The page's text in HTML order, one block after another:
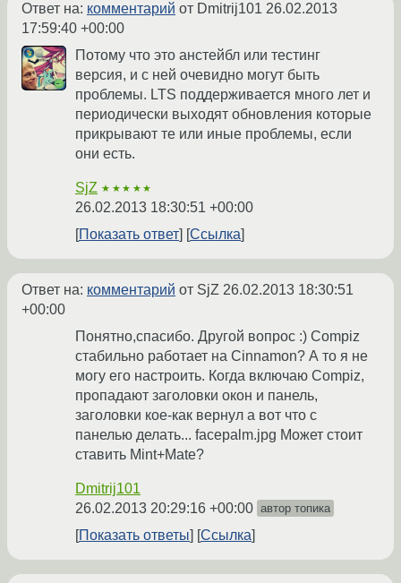
Ответ на: комментарий от Dmitrij101 26.02.2013
17:59:40 +00:00
Потому что это анстейбл или тестинг
версия, и с ней очевидно могут быть
проблемы. LTS поддерживается много лет и
периодически выходят обновления которые
прикрывают те или иные проблемы, если
они есть.
SjZ ★★★★★
26.02.2013 18:30:51 +00:00
Показать ответ
Ссылка
Ответ на: комментарий от SjZ 26.02.2013 18:30:51
+00:00
Понятно,спасибо. Другой вопрос :) Compiz
стабильно работает на Cinnamon? А то я не
могу его настроить. Когда включаю Compiz,
пропадают заголовки окон и панель,
заголовки кое-как вернул а вот что с
панелью делать... facepalm.jpg Может стоит
ставить Mint+Mate?
Dmitrij101
26.02.2013 20:29:16 +00:00 автор топика
Показать ответы Ссылка